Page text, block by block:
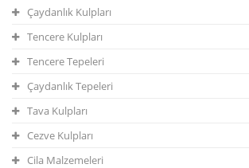
Çaydanlık Kulpları
Tencere Kulpları
Tencere Tepeleri
Çaydanlık Tepeleri
Tava Kulpları
Cezve Kulpları
Cila Malzemeleri